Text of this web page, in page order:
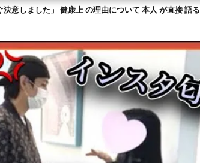
意しました」 健康上 の理由について 本人 が直接 語る